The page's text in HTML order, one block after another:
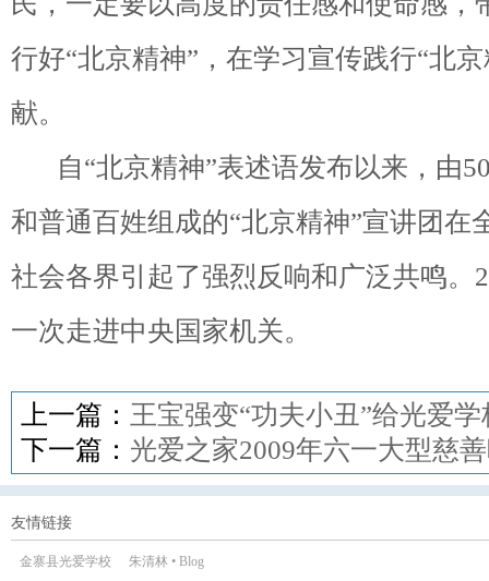
行好“北京精神”，在学习宣传践行“北
献。
自“北京精神”表述语发布以来，由
和普通百姓组成的“北京精神”宣讲团在
社会各界引起了强烈反响和广泛共鸣。
一次走进中央国家机关。
上一篇： 王宝强变“功夫小丑”给光爱
下一篇： 光爱之家2009年六一大型慈
友情链接
金寨县光爱学校 朱清林 • Blog